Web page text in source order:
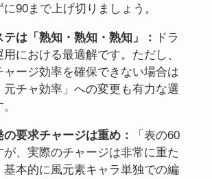
90まで上げ切りましょう。
テは「熟知・熟知・熟知」：
ドラ
用における最適解です。ただし、
ャージ効率を確保できない場合は
元チャ効率」への変更も有力な選
の要求チャージは重め：
「表の60
が、実際のチャージは非常に重た
基本的に風元素キャラ単独での編